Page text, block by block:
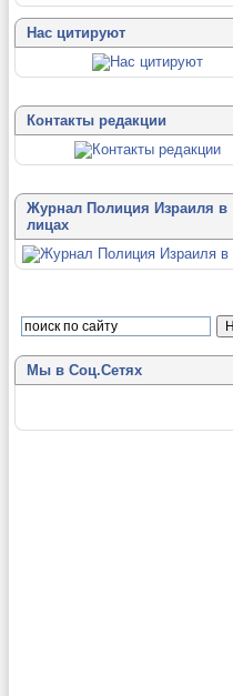
Нас цитируют
Контакты редакции
Журнал Полиция Израиля в
лицах
Мы в Соц.Сетях